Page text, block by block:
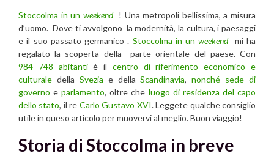
Stoccolma in un weekend! Una metropoli bellissima, a misura
d’uomo. Dove ti avvolgono la modernità, la cultura, i paesaggi
e il suo passato germanico . Stoccolma in unweekendmi ha
regalato la scoperta della parte orientale del paese. Con
984 748 abitantiè il centro di riferimento economico e
culturale della Svezia e dellaScandinavia,nonché sede di
governo eparlamento, oltre che luogo di residenza del capo
dello stato, il re Carlo Gustavo XVI. Leggete qualche consiglio
utile in queso articolo per muovervi al meglio. Buon viaggio!
Storia di Stoccolma in breve